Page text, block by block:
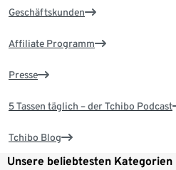
Geschäftskunden
Affiliate Programm
Presse
5 Tassen täglich – der Tchibo Podcast
Tchibo Blog
Unsere beliebtesten Kategorien